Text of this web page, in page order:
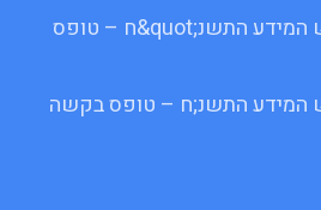
) 1998 ( לפי חוק חופש המידע התשנ;quot&ח – טופס
המידע התשנ;ח – טופס בקשה